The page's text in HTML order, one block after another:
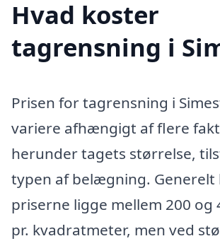
Hvad koster
tagrensning i
Prisen for tagrensning i
variere afhængigt af flere
herunder tagets størrelse,
typen af belægning. Generelt
priserne ligge mellem 200 og
pr. kvadratmeter, men ved